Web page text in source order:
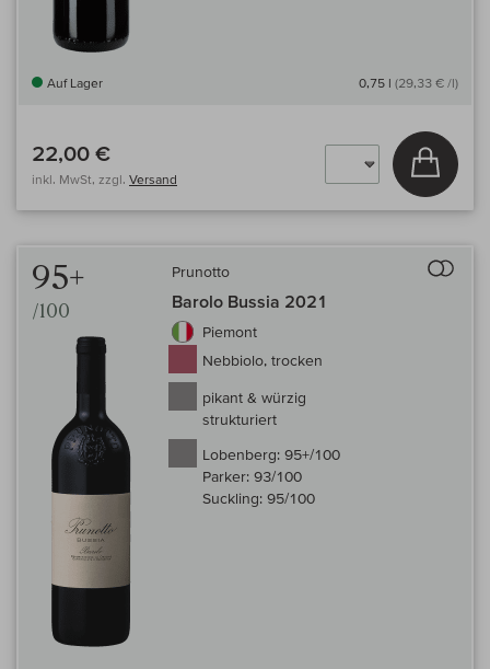
Auf Lager 0,75 l (29,33 € /l)
22,00 €
inkl. MwSt, zzgl. Versand
In
95+
/100
Prunotto
Barolo Bussia 2021
Piemont
Nebbiolo, trocken
pikant & würzig
strukturiert
Lobenberg: 95+/100
Parker: 93/100
Suckling: 95/100